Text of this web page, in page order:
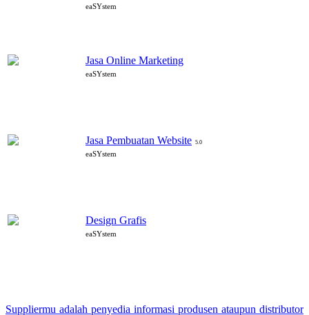
eaSYstem
Jasa Online Marketing
eaSYstem
Jasa Pembuatan Website 5.0
eaSYstem
Design Grafis
eaSYstem
Suppliermu adalah penyedia informasi produsen ataupun distributor